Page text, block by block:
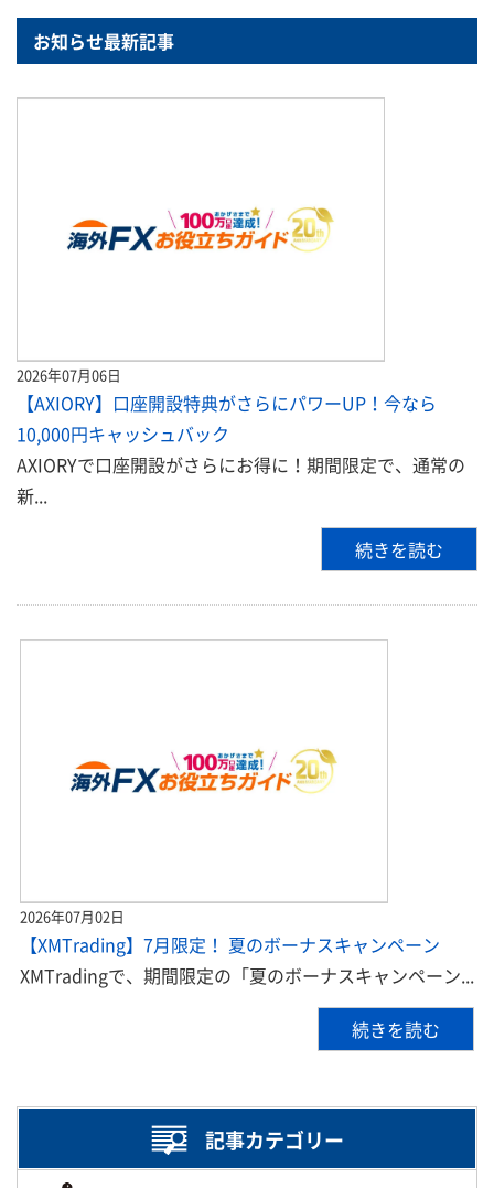
お知らせ最新記事
2026年07月06日
【AXIORY】口座開設特典がさらにパワーUP！今なら
10,000円キャッシュバック
AXIORYで口座開設がさらにお得に！期間限定で、通常の
新...
続きを読む
2026年07月02日
【XMTrading】7月限定！ 夏のボーナスキャンペーン
XMTradingで、期間限定の「夏のボーナスキャンペーン...
続きを読む
記事カテゴリー